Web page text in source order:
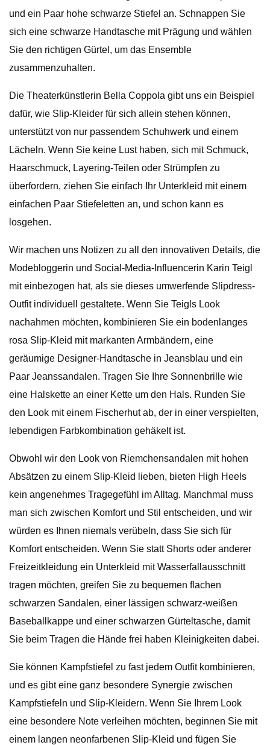
und ein Paar hohe schwarze Stiefel an. Schnappen Sie
sich eine schwarze Handtasche mit Prägung und wählen
Sie den richtigen Gürtel, um das Ensemble
zusammenzuhalten.
Die Theaterkünstlerin Bella Coppola gibt uns ein Beispiel
dafür, wie Slip-Kleider für sich allein stehen können,
unterstützt von nur passendem Schuhwerk und einem
Lächeln. Wenn Sie keine Lust haben, sich mit Schmuck,
Haarschmuck, Layering-Teilen oder Strümpfen zu
überfordern, ziehen Sie einfach Ihr Unterkleid mit einem
einfachen Paar Stiefeletten an, und schon kann es
losgehen.
Wir machen uns Notizen zu all den innovativen Details, die
Modebloggerin und Social-Media-Influencerin Karin Teigl
mit einbezogen hat, als sie dieses umwerfende Slipdress-
Outfit individuell gestaltete. Wenn Sie Teigls Look
nachahmen möchten, kombinieren Sie ein bodenlanges
rosa Slip-Kleid mit markanten Armbändern, eine
geräumige Designer-Handtasche in Jeansblau und ein
Paar Jeanssandalen. Tragen Sie Ihre Sonnenbrille wie
eine Halskette an einer Kette um den Hals. Runden Sie
den Look mit einem Fischerhut ab, der in einer verspielten,
lebendigen Farbkombination gehäkelt ist.
Obwohl wir den Look von Riemchensandalen mit hohen
Absätzen zu einem Slip-Kleid lieben, bieten High Heels
kein angenehmes Tragegefühl im Alltag. Manchmal muss
man sich zwischen Komfort und Stil entscheiden, und wir
würden es Ihnen niemals verübeln, dass Sie sich für
Komfort entscheiden. Wenn Sie statt Shorts oder anderer
Freizeitkleidung ein Unterkleid mit Wasserfallausschnitt
tragen möchten, greifen Sie zu bequemen flachen
schwarzen Sandalen, einer lässigen schwarz-weißen
Baseballkappe und einer schwarzen Gürteltasche, damit
Sie beim Tragen die Hände frei haben Kleinigkeiten dabei.
Sie können Kampfstiefel zu fast jedem Outfit kombinieren,
und es gibt eine ganz besondere Synergie zwischen
Kampfstiefeln und Slip-Kleidern. Wenn Sie Ihrem Look
eine besondere Note verleihen möchten, beginnen Sie mit
einem langen neonfarbenen Slip-Kleid und fügen Sie